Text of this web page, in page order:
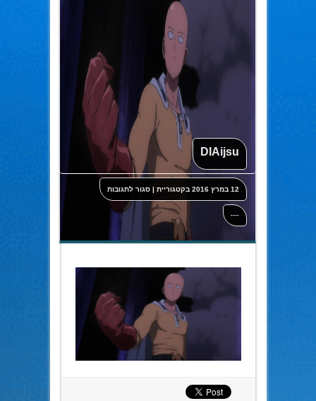
DIAijsu
12 במרץ 2016 בקטגוריית |סגור לתגובותעל
DIAijsu
----